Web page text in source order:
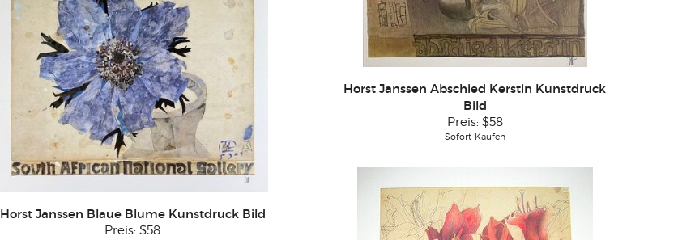
Horst Janssen Blaue Blume Kunstdruck Bild
Preis:$58
Horst Janssen Abschied Kerstin Kunstdruck
Bild
Preis: $58
Sofort-Kaufen